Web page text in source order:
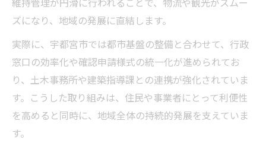
維持管理が円滑に行われることで、物流や観光がスムー
ズになり、地域の発展に直結します。
実際に、宇都宮市では都市基盤の整備と合わせて、行政
窓口の効率化や確認申請様式の統一化が進められてお
り、土木事務所や建築指導課との連携が強化されていま
す。こうした取り組みは、住民や事業者にとって利便性
を高めると同時に、地域全体の持続的発展を支えていま
す。